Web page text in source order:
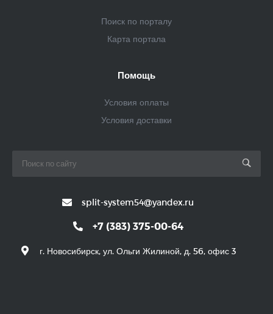
Поиск по порталу
Карта портала
Помощь
Условия оплаты
Условия доставки
split-system54@yandex.ru
+7 (383) 375-00-64
г. Новосибирск, ул. Ольги Жилиной, д. 56, офис 3